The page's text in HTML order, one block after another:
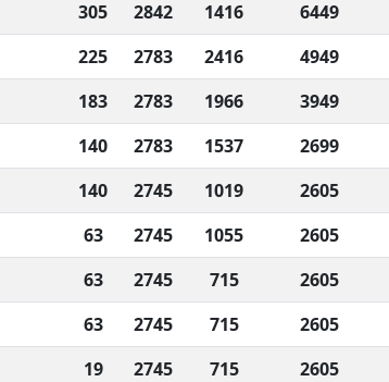
6449
1416
2842
305
4949
2416
2783
225
3949
1966
2783
183
2699
1537
2783
140
2605
1019
2745
140
2605
1055
2745
63
2605
715
2745
63
2605
715
2745
63
2605
715
2745
19